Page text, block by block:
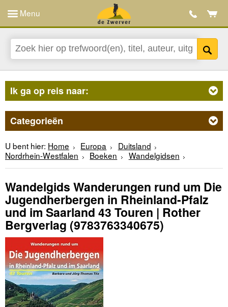
Menu
Ik ga op reis naar:
Categorieën
U bent hier: Home Europa
Duitsland
Nordrhein-Westfalen
Boeken Wandelgidsen
Wandelgids Wanderungen rund um Die
Jugendherbergen in Rheinland-Pfalz
und im Saarland 43 Touren | Rother
Bergverlag (9783763340675)